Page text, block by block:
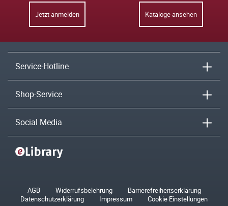
Jetzt anmelden Kataloge ansehen
Service-Hotline
Shop-Service
Social Media
AGB Widerrufsbelehrung
Barrierefreiheitserklärung
Datenschutzerklärung
Impressum Cookie Einstellungen